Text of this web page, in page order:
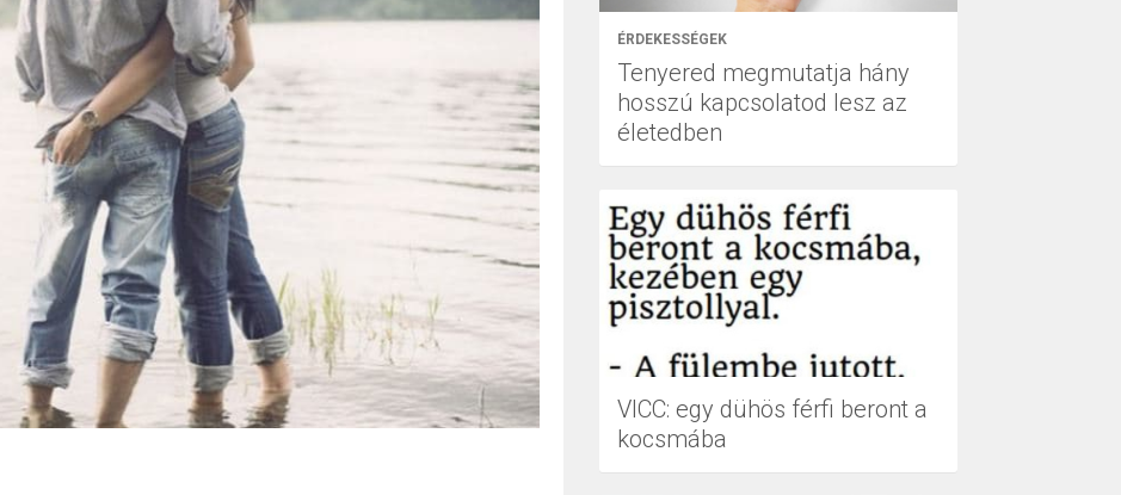
ÉRDEKESSÉGEK
Tenyered megmutatja hány
hosszú kapcsolatod lesz az
életedben
VICC: egy dühös férfi beront a
kocsmába